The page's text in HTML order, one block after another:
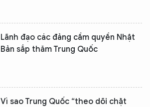
Lãnh đạo các đảng cầm quyền Nhật
Bản sắp thăm Trung Quốc
Vì sao Trung Quốc “theo dõi chặt